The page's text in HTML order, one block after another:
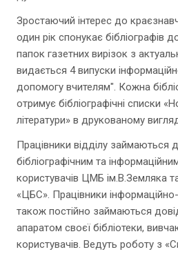
Зростаючий інтерес до
один рік спонукає бібліографів
папок газетних вирізок з
видається 4 випуски
допомогу вчителям". Кожна
отримує бібліографічні списки
літератури» в друкованому
Працівники відділу займаються
бібліографічним та
користувачів ЦМБ ім.В.Земляка та
«ЦБС». Працівники інформаційно-
також постійно займаються
апаратом своєї бібліотеки,
користувачів. Ведуть роботу з